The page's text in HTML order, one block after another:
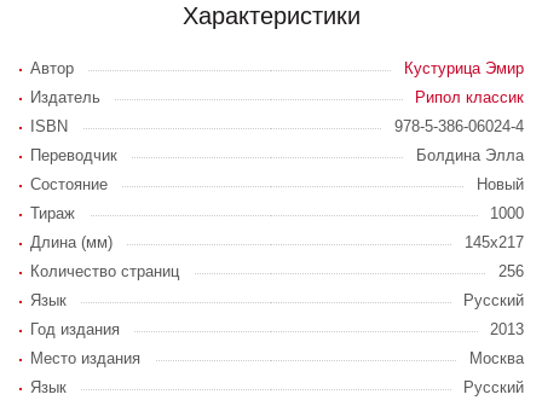
Характеристики
Автор
Кустурица Эмир
Издатель
Рипол классик
ISBN
978-5-386-06024-4
Переводчик
Болдина Элла
Состояние
Новый
Тираж
1000
Длина (мм)
145х217
Количество страниц
256
Язык
Русский
Год издания
2013
Место издания
Москва
Язык
Русский